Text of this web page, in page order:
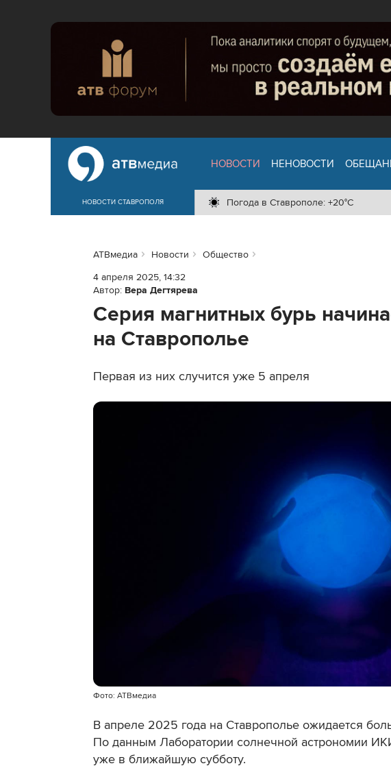
НОВОСТИ СТАВРОПОЛЯ
НОВОСТИ НЕНОВОСТИ
Погода в Ставрополе: +20°C
АТВмедиа Новости
Общество
4 апреля 2025, 14:32
Автор: Вера Дегтярева
Серия магнитных бурь
на Ставрополье
Первая из них случится уже 5 апреля
Фото: АТВмедиа
В апреле 2025 года на Ставрополье ожидается
По данным Лаборатории солнечной астрономии
уже в ближайшую субботу.